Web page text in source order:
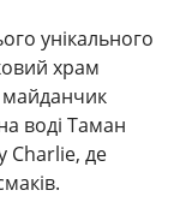
унікального
храм
майданчик
воді Таман
Charlie, де